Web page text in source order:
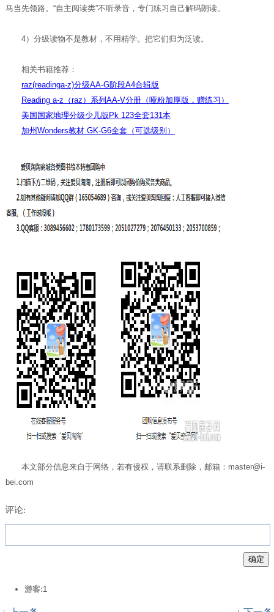
马当先领路。“自主阅读类”不听录音，专门练习自己解码朗读。
4）分级读物不是教材，不用精学。把它们归为泛读。
相关书籍推荐：
raz(readinga-z)分级AA-G阶段A4合辑版
Reading a-z（raz）系列AA-V分册（哑粉加厚版，赠练习）
美国国家地理分级少儿版Pk 123全套131本
加州Wonders教材 GK-G6全套（可选级别）
本文部分信息来自于网络，若有侵权，请联系删除，邮箱：master@i-
bei.com
评论:
游客:1